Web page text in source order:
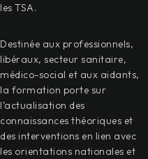
les TSA.
Destinée aux professionnels,
libéraux, secteur sanitaire,
médico-social et aux aidants,
la formation porte sur
l’actualisation des
connaissances théoriques et
des interventions en lien avec
les orientations nationales et